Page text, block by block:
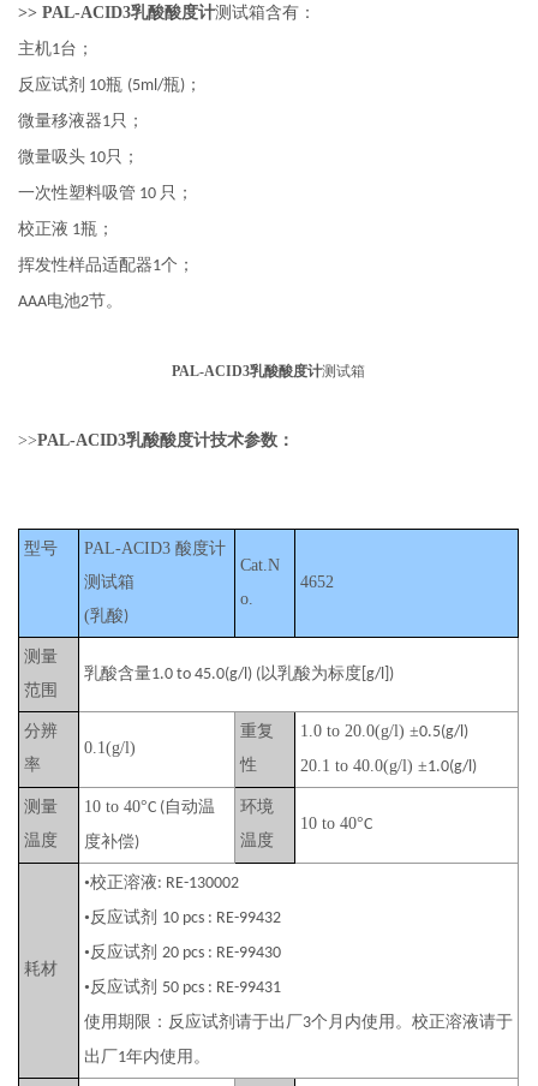
>> PAL-ACID3乳酸酸度计测试箱含有：
主机1台 ；
反应试剂 10瓶 (5ml/瓶) ；
微量移液器1只 ；
微量吸头 10只 ；
一次性塑料吸管 10 只 ；
校正液 1瓶 ；
挥发性样品适配器1个 ；
AAA电池2节。
PAL-ACID3乳酸酸度计测试箱
>>PAL-ACID3乳酸酸度计技术参数：
型号 PAL-ACID3酸度计
测试箱
(乳酸)
Cat.N
o.
4652
测量
范围
乳酸含量1.0 to 45.0(g/l) (以乳酸为标度 [g/l])
分辨
率
0.1(g/l)
重复
性
1.0 to 20.0(g/l)±0.5(g/l)
20.1 to 40.0(g/l)±1.0(g/l)
测量
温度
10 to 40°C (自动温
度补偿)
环境
温度
10 to 40°C
耗材
•校正溶液: RE-130002
•反应试剂 10 pcs : RE-99432
•反应试剂 20 pcs : RE-99430
•反应试剂 50 pcs : RE-99431
使用期限：反应试剂请于出厂3个月内使用。校正溶液请于
出厂1年内使用。